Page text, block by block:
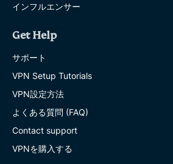
インフルエンサー
Get Help
サポート
VPN Setup Tutorials
VPN設定方法
よくある質問 (FAQ)
Contact support
VPNを購入する